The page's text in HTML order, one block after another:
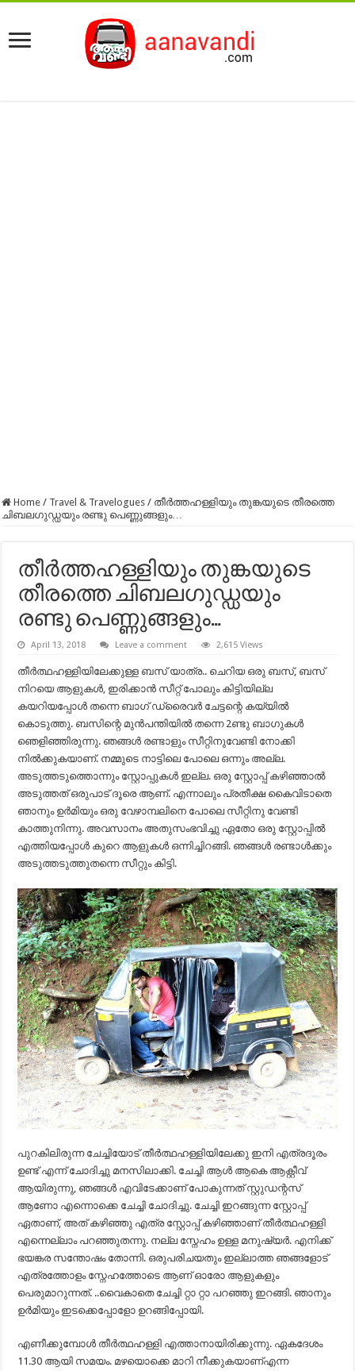
Home / Travel & Travelogues / തീർത്തഹള്ളിയും തുങ്കയുടെ തീരത്തെ
ചിബലഗുഡ്ഡയും രണ്ടു പെണ്ണുങ്ങളും…
തീർത്തഹള്ളിയും തുങ്കയുടെ
തീരത്തെ ചിബലഗുഡ്ഡയും
രണ്ടു പെണ്ണുങ്ങളും…
April 13, 2018 Leave a comment 2,615 Views
തീർത്ഥഹള്ളിയിലേക്കുള്ള ബസ് യാത്ര.. ചെറിയ ഒരു ബസ്, ബസ്
നിറയെ ആളുകൾ, ഇരിക്കാൻ സീറ്റ് പോലും കിട്ടിയില്ല
കയറിയപ്പോൾ തന്നെ ബാഗ് ഡ്രൈവർ ചേട്ടന്റെ കയ്യിൽ
കൊടുത്തു. ബസിന്റെ മുൻപന്തിയിൽ തന്നെ 2ണ്ടു ബാഗുകൾ
ഞെളിഞ്ഞിരുന്നു. ഞങ്ങൾ രണ്ടാളും സീറ്റിനുവേണ്ടി നോക്കി
നിൽക്കുകയാണ്. നമ്മുടെ നാട്ടിലെ പോലെ ഒന്നും അല്ല.
അടുത്തടുത്തൊന്നും സ്റ്റോപ്പുകൾ ഇല്ല. ഒരു സ്റ്റോപ്പ് കഴിഞ്ഞാൽ
അടുത്തത് ഒരുപാട് ദൂരെ ആണ്. എന്നാലും പ്രതീക്ഷ കൈവിടാതെ
ഞാനും ഉർമിയും ഒരു വേഴാമ്പലിനെ പോലെ സീറ്റിനു വേണ്ടി
കാത്തുനിന്നു. അവസാനം അതുസംഭവിച്ചു ഏതോ ഒരു സ്റ്റോപ്പിൽ
എത്തിയപ്പോൾ കുറെ ആളുകൾ ഒന്നിച്ചിറങ്ങി. ഞങ്ങൾ രണ്ടാൾക്കും
അടുത്തടുത്തുതന്നെ സീറ്റും കിട്ടി.
പുറകിലിരുന്ന ചേച്ചിയോട് തീർത്ഥഹള്ളിയിലേക്കു ഇനി എത്രദൂരം
ഉണ്ട് എന്ന് ചോദിച്ചു മനസിലാക്കി. ചേച്ചി ആൾ ആകെ ആക്റ്റീവ്
ആയിരുന്നു, ഞങ്ങൾ എവിടേക്കാണ് പോകുന്നത് സ്റ്റുഡന്റസ്
ആണോ എന്നൊക്കെ ചേച്ചി ചോദിച്ചു. ചേച്ചി ഇറങ്ങുന്ന സ്റ്റോപ്പ്
ഏതാണ്, അത് കഴിഞ്ഞു എത്ര സ്റ്റോപ്പ് കഴിഞ്ഞാണ് തീർത്ഥഹള്ളി
എന്നെല്ലാം പറഞ്ഞുതന്നു. നല്ല സ്നേഹം ഉള്ള മനുഷ്യർ. എനിക്ക്
ഭയങ്കര സന്തോഷം തോന്നി. ഒരുപരിചയതും ഇല്ലാത്ത ഞങ്ങളോട്
എത്രത്തോളം സ്നേഹത്തോടെ ആണ് ഓരോ ആളുകളും
പെരുമാറുന്നത്. ..വൈകാതെ ചേച്ചി റ്റാ റ്റാ പറഞ്ഞു ഇറങ്ങി. ഞാനും
ഉർമിയും ഇടക്കെപ്പോളോ ഉറങ്ങിപ്പോയി.
എണീക്കുമ്പോൾ തീർത്ഥഹള്ളി എത്താനായിരിക്കുന്നു. ഏകദേശം
11.30 ആയി സമയം. മഴയൊക്കെ മാറി നീക്കുകയാണ്എന്ന